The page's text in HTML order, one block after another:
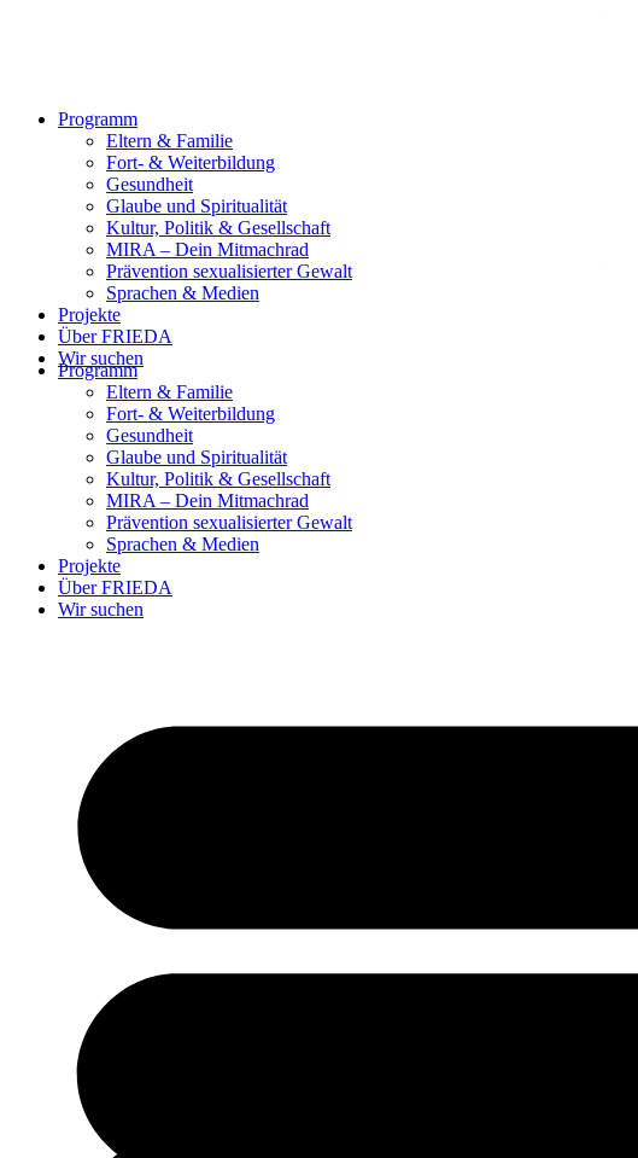
Programm
Eltern & Familie
Fort- & Weiterbildung
Gesundheit
Glaube und Spiritualität
Kultur, Politik & Gesellschaft
MIRA – Dein Mitmachrad
Prävention sexualisierter Gewalt
Sprachen & Medien
Projekte
Über FRIEDA
Wir suchen
Programm
Eltern & Familie
Fort- & Weiterbildung
Gesundheit
Glaube und Spiritualität
Kultur, Politik & Gesellschaft
MIRA – Dein Mitmachrad
Prävention sexualisierter Gewalt
Sprachen & Medien
Projekte
Über FRIEDA
Wir suchen